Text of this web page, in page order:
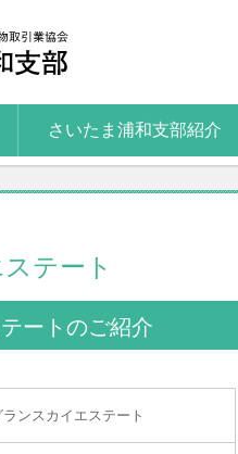
さいたま浦和支部紹介
テート
ートのご紹介
ンスカイエステート